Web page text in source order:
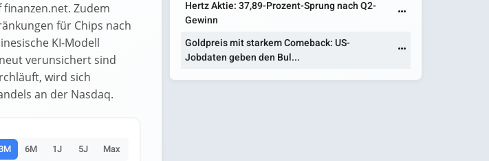
Zudem
für Chips nach
KI-Modell
verunsichert sind
wird sich
an der Nasdaq.
6M 1J 5J Max
Hertz Aktie: 37,89-Prozent-Sprung nach Q2-
Gewinn
Goldpreis mit starkem Comeback: US-
Jobdaten geben den Bul...